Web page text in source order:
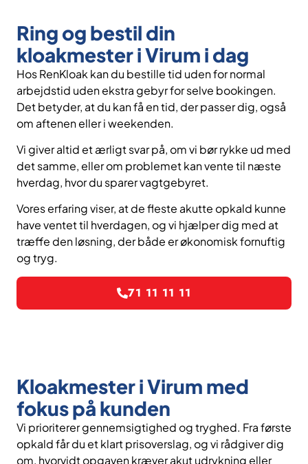
Ring og bestil din
kloakmester i Virum i dag
Hos RenKloak kan du bestille tid uden for normal
arbejdstid uden ekstra gebyr for selve bookingen.
Det betyder, at du kan få en tid, der passer dig, også
om aftenen eller i weekenden.
Vi giver altid et ærligt svar på, om vi bør rykke ud med
det samme, eller om problemet kan vente til næste
hverdag, hvor du sparer vagtgebyret.
Vores erfaring viser, at de fleste akutte opkald kunne
have ventet til hverdagen, og vi hjælper dig med at
træffe den løsning, der både er økonomisk fornuftig
og tryg.
71 11 11 11
Kloakmester i Virum med
fokus på kunden
Vi prioriterer gennemsigtighed og tryghed. Fra første
opkald får du et klart prisoverslag, og vi rådgiver dig
om, hvorvidt opgaven kræver akut udrykning eller